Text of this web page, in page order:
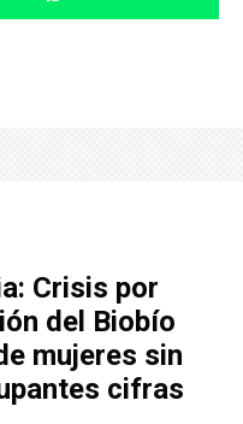
Crisis por
del Biobío
mujeres sin
cifras